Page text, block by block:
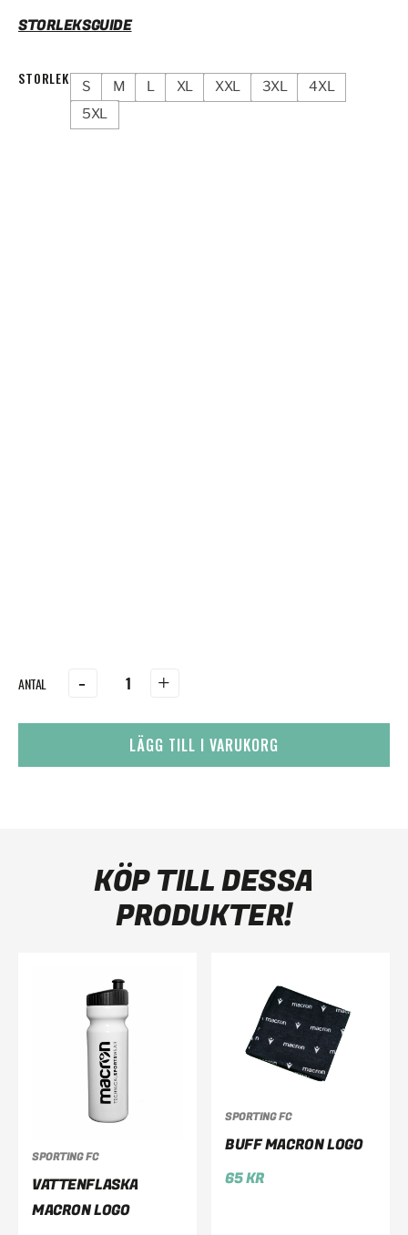
STORLEKSGUIDE
STORLEK S M L XL XXL 3XL
4XL
5XL
- +
LÄGG TILL I VARUKORG
KÖP TILL DESSA
PRODUKTER!
SPORTING FC
VATTENFLASKA
MACRON LOGO
SPORTING FC
BUFF MACRON LOGO
65KR